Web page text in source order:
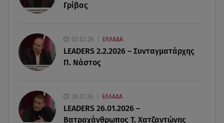
08.08.26 , 14:00
08.08.26 , 13:59
Αθηνά Οικονομάκου: Οι... hot αναρτήσεις της με
animal print μπικίνι!
08.08.26 , 13:49
Πάνω από 56.000 επιβάτες αναχώρησαν σήμερα
από τα λιμάνια της Αττικής
Γρίβας
02.02.26 ΕΛΛΑΔΑ
LEADERS 2.2.2026 – Συνταγματάρχης
Π. Νάστος
26.01.26 ΕΛΛΑΔΑ
LEADERS 26.01.2026 –
Βατραχάνθρωπος Τ. Χατζαντώνης